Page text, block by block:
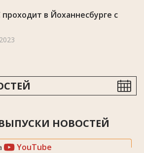
в Йоханнесбурге с
НОВОСТЕЙ
YouTube